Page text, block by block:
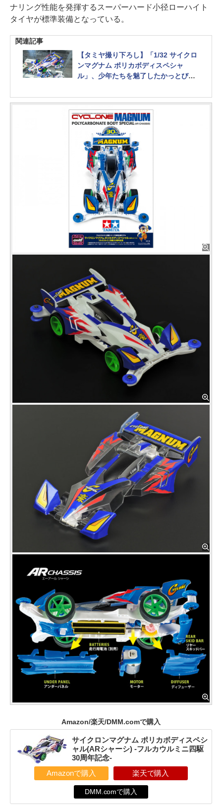
ナリング性能を発揮するスーパーハード小径ローハイト
タイヤが標準装備となっている。
関連記事
【タミヤ撮り下ろし】「1/32 サイクロ
ンマグナム ポリカボディスペシャ
ル」、少年たちを魅了したかっとびマ
Amazon/楽天/DMM.comで購入
サイクロンマグナム ポリカボディスペシ
ャル(ARシャーシ) -フルカウルミニ四駆
30周年記念-
Amazonで購入 楽天で購入
DMM.comで購入